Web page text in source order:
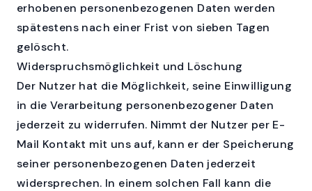
erhobenen personenbezogenen Daten werden
spätestens nach einer Frist von sieben Tagen
gelöscht.
Widerspruchsmöglichkeit und Löschung
Der Nutzer hat die Möglichkeit, seine Einwilligung
in die Verarbeitung personenbezogener Daten
jederzeit zu widerrufen. Nimmt der Nutzer per E-
Mail Kontakt mit uns auf, kann er der Speicherung
seiner personenbezogenen Daten jederzeit
widersprechen. In einem solchen Fall kann die